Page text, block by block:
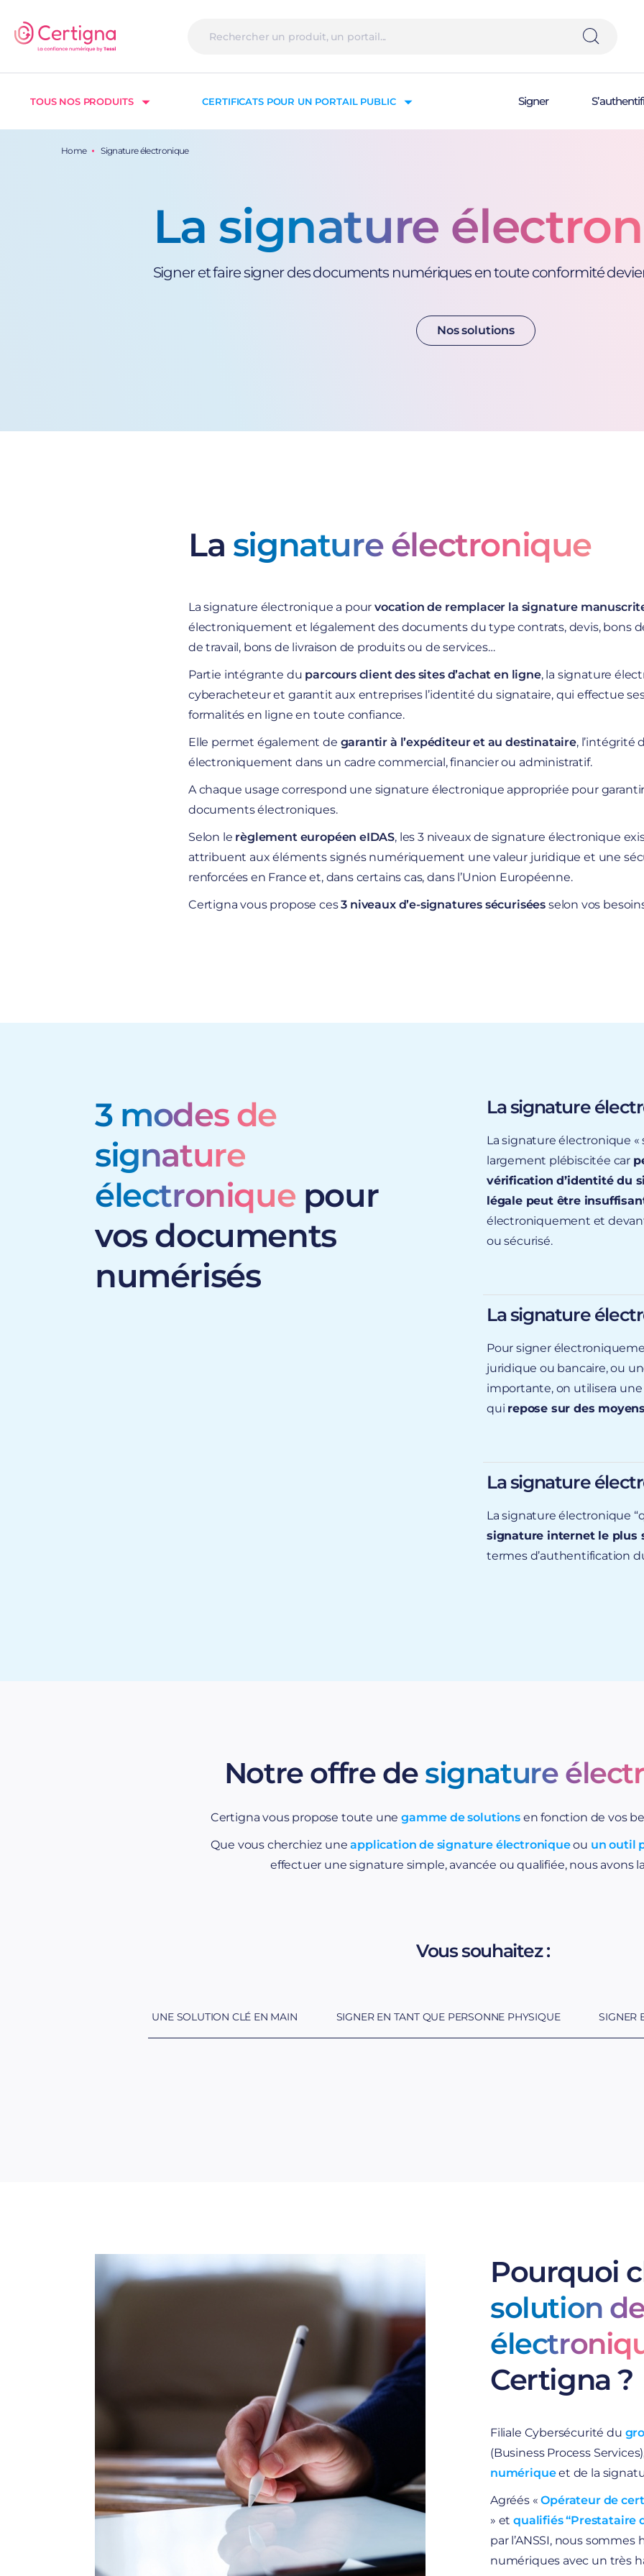
TOUS NOS PRODUITS CERTIFICATS POUR UN PORTAIL PUBLIC Signer
Home Signature électronique
La signature
Signer et faire signer des documents numériques en toute conformité
Nos solutions
La signature électronique
Lasignature électronique a pourvocation de remplacer la signature
électroniquement et légalement des documents du type contrats, devis, bons
de travail, bons de livraison de produits ou de services…
Partie intégrante du parcours client des sites d’achat en ligne, la signature
cyberacheteur et garantit aux entreprises l’identité du signataire, qui effectue
formalités en ligne en toute confiance.
Elle permet également de garantir à l’expéditeur et au destinataire, l’intégrité
électroniquement dans un cadre commercial, financier ou administratif.
A chaque usage correspond une signature électronique appropriée pour
documents électroniques.
Selon le règlement européen eIDAS, les 3 niveaux de signature électronique
attribuent aux éléments signés numériquement une valeur juridique et une
renforcées en France et, dans certains cas, dans l’Union Européenne.
Certigna vous propose ces3 niveaux d’e-signatures sécurisées selon vos
3 modes de
signature
électronique pour
vos documents
numérisés
La signature
La signature électronique «
largement plébiscitée car
vérification d’identité du
légale peut être
électroniquement et
ou sécurisé.
envoyé par email,
Lasignature “simple”
suivants :
Contrats de travail
La signature
Pour signer
juridique ou bancaire, ou
importante, on utilisera
qui repose sur des
Lasignature
pour signer
La signature
La signature électronique
signature internet le plus
termes d’authentification
critères de
manière unique et
Authentiques :
de fonds de
Notre offre de signature
Certigna vous propose toute unegamme de solutionsen fonction de vos
Que vous cherchiez uneapplication de signature électroniqueou un outil
effectuer une signature simple, avancée ou qualifiée, nous avons
Vous souhaitez :
UNE SOLUTION CLÉ EN MAIN SIGNER EN TANT QUE PERSONNE PHYSIQUE SIGNER
Pourquoi
solution
Certigna ?
Filiale Cybersécurité du
(Business Process
numériqueet de la
Agréés «Opérateur de
» etqualifiés “Prestataire
par l’ANSSI, nous
numériques avec un très